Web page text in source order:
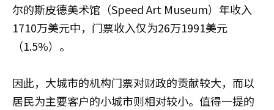
尔的斯皮德美术馆（Speed Art Museum）年收入
1710万美元中，门票收入仅为26万1991美元
（1.5%）。
因此，大城市的机构门票对财政的贡献较大，而以
居民为主要客户的小城市则相对较小。值得一提的